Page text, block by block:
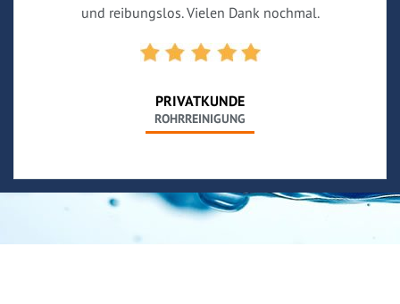
und reibungslos. Vielen Dank nochmal.
PRIVATKUNDE
ROHRREINIGUNG